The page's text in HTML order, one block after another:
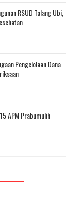
RSUD Talang Ubi,
Pengelolaan Dana
APM Prabumulih